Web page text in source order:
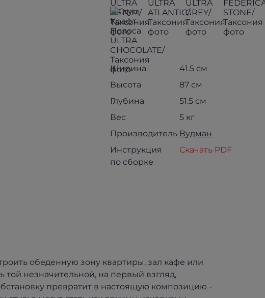
Ширина
41.5 см
Высота
87 см
Глубина
51.5 см
Вес
5 кг
Производитель Вудман
Инструкция
по сборке
Скачать PDF
обеденную зону квартиры, зал кафе или
той незначительной, на первый взгляд,
превратит в настоящую композицию -